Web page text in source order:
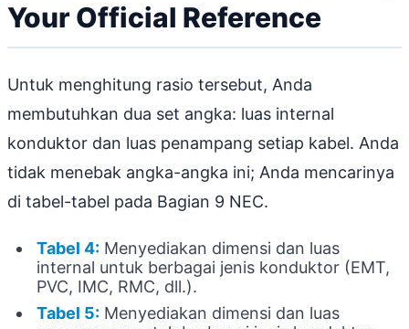
Your Official Reference
Untuk menghitung rasio tersebut, Anda
membutuhkan dua set angka: luas internal
konduktor dan luas penampang setiap kabel. Anda
tidak menebak angka-angka ini; Anda mencarinya
di tabel-tabel pada Bagian 9 NEC.
Tabel 4: Menyediakan dimensi dan luas
internal untuk berbagai jenis konduktor (EMT,
PVC, IMC, RMC, dll.).
Tabel 5: Menyediakan dimensi dan luas